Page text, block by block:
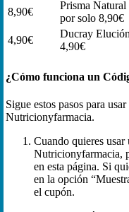
8,90€
Prisma
por solo 8,90€
4,90€
Ducray
4,90€
¿Cómo funciona un
Sigue estos pasos para
Nutricionyfarmacia.
Cuando quieres
Nutricionyfarmacia,
en esta página. Si
en la opción
el cupón.